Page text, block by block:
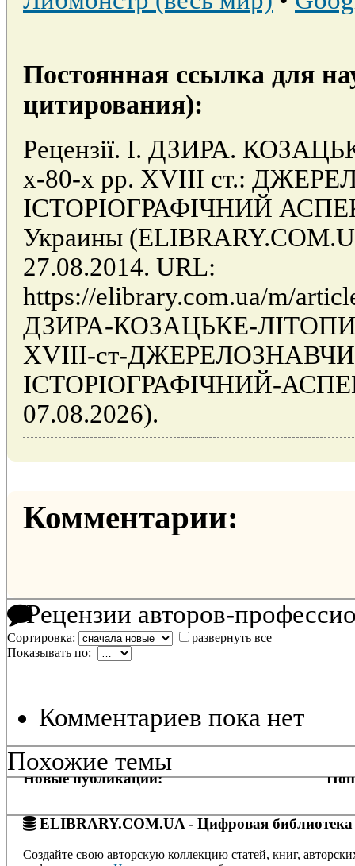
Постоянная ссылка для
цитирования):
Рецензiї. I. ДЗИРА.
х-80-х рр. XVIII ст.:
IСТОРIОГРАФIЧНИЙ
Украины
27.08.2014. URL:
https://elibrary.com.ua/m/
ДЗИРА-КОЗАЦЬКЕ-
XVIII-ст-
IСТОРIОГРАФIЧНИЙ-
07.08.2026).
Комментарии:
Рецензии авторов-
Сортировка:
развернуть все
Показывать по:
Комментариев пока нет
Похожие темы
Новые публикации:
ELIBRARY.COM.UA - Цифровая библиотека
Создайте свою авторскую коллекцию статей, книг,